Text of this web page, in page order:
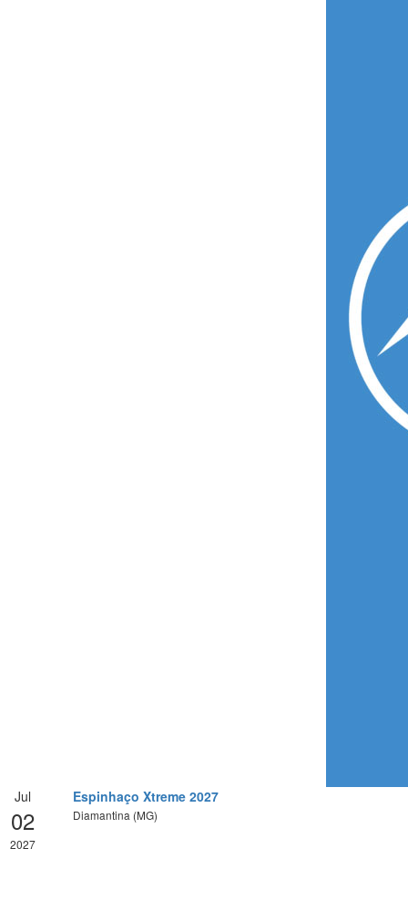
Jul
02
2027
Espinhaço Xtreme 2027
Diamantina (MG)